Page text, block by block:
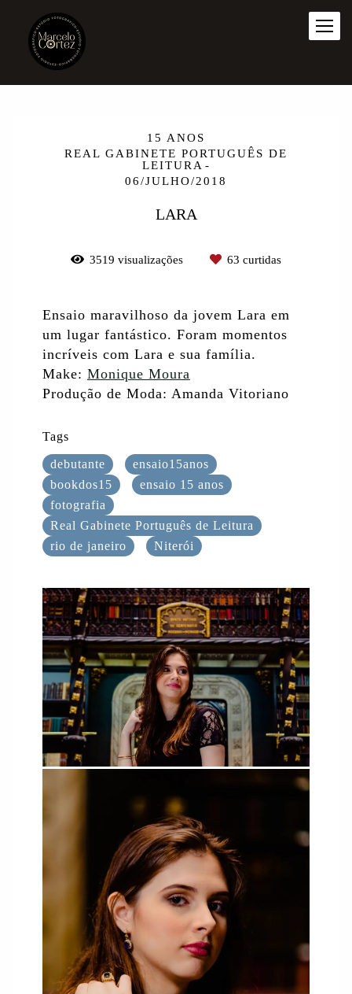
15 ANOS
REAL GABINETE PORTUGUÊS DE
LEITURA
06/JULHO/2018
LARA
3519 visualizações 63 curtidas
Ensaio maravilhoso da jovem Lara em
um lugar fantástico. Foram momentos
incríveis com Lara e sua família.
Make: Monique Moura
Produção de Moda: Amanda Vitoriano
Tags
debutante
ensaio15anos
bookdos15
ensaio 15 anos
fotografia
Real Gabinete Português de Leitura
rio de janeiro
Niterói